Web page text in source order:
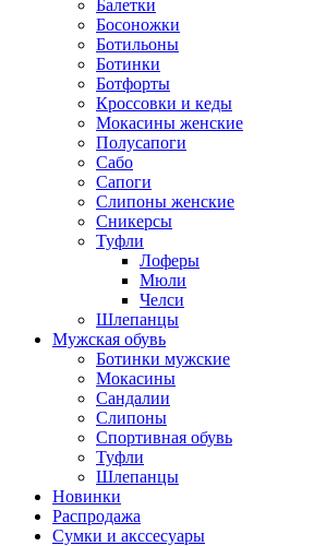
Балетки
Босоножки
Ботильоны
Ботинки
Ботфорты
Кроссовки и кеды
Мокасины женские
Полусапоги
Сабо
Сапоги
Слипоны женские
Сникерсы
Туфли
Лоферы
Мюли
Челси
Шлепанцы
Мужская обувь
Ботинки мужские
Мокасины
Сандалии
Слипоны
Спортивная обувь
Туфли
Шлепанцы
Новинки
Распродажа
Сумки и акссесуары